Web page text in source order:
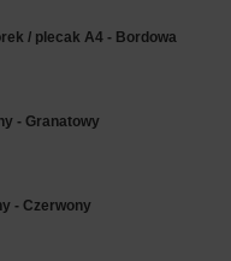
/ plecak A4 - Bordowa
- Granatowy
- Czerwony